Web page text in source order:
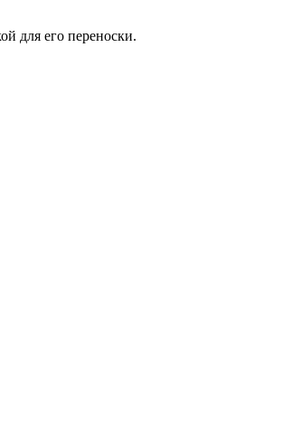
для его переноски.